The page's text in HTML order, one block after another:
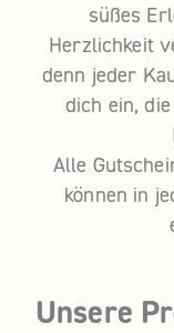
süßes
Herzlichkeit
denn jeder
dich ein,
Alle
können in
Unsere